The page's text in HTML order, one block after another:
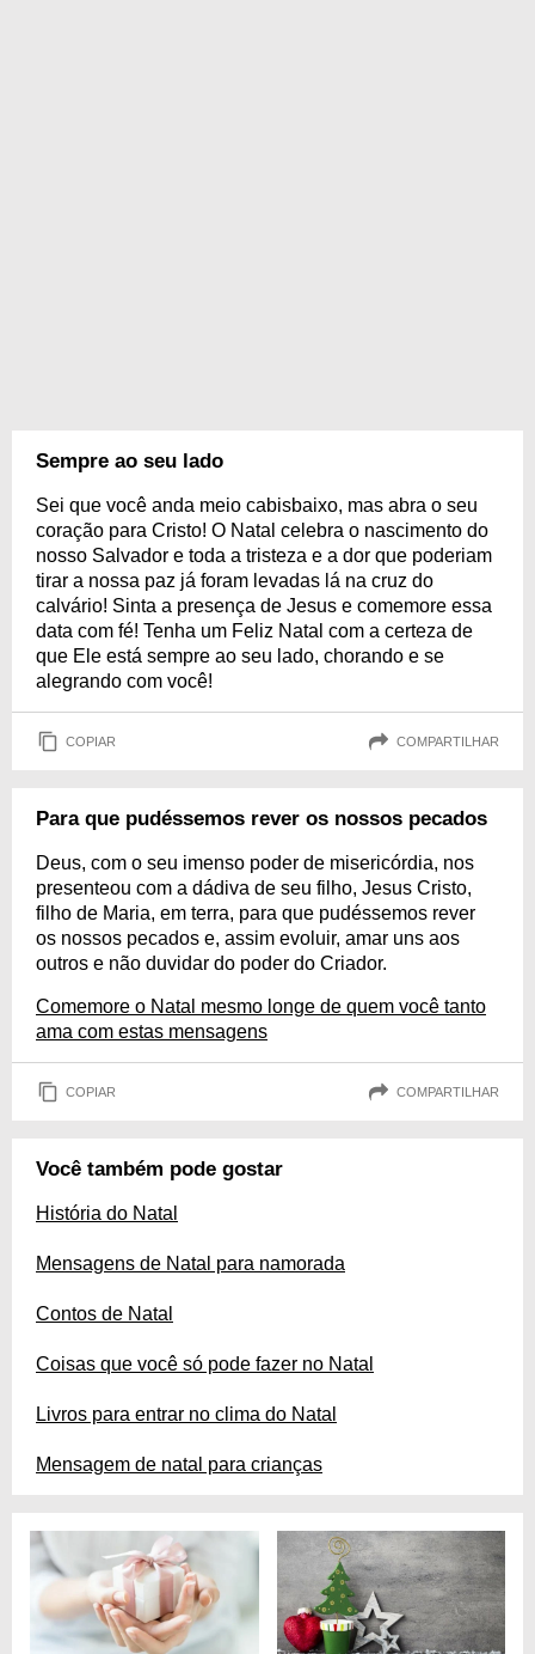
Sempre ao seu lado
Sei que você anda meio cabisbaixo, mas abra o seu
coração para Cristo! O Natal celebra o nascimento do
nosso Salvador e toda a tristeza e a dor que poderiam
tirar a nossa paz já foram levadas lá na cruz do
calvário! Sinta a presença de Jesus e comemore essa
data com fé! Tenha um Feliz Natal com a certeza de
que Ele está sempre ao seu lado, chorando e se
alegrando com você!
COPIAR COMPARTILHAR
Para que pudéssemos rever os nossos pecados
Deus, com o seu imenso poder de misericórdia, nos
presenteou com a dádiva de seu filho, Jesus Cristo,
filho de Maria, em terra, para que pudéssemos rever
os nossos pecados e, assim evoluir, amar uns aos
outros e não duvidar do poder do Criador.
Comemore o Natal mesmo longe de quem você tanto
ama com estas mensagens
COPIAR COMPARTILHAR
Você também pode gostar
História do Natal
Mensagens de Natal para namorada
Contos de Natal
Coisas que você só pode fazer no Natal
Livros para entrar no clima do Natal
Mensagem de natal para crianças